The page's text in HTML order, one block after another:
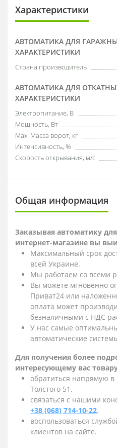
Характеристики
АВТОМАТИКА ДЛЯ
ХАРАКТЕРИСТИКИ
Страна производитель
АВТОМАТИКА ДЛЯ
ХАРАКТЕРИСТИКИ
Электропитание, В
Мощность, Вт
Мах. Масса ворот, кг
Интенсивность, %
Скорость открывания, м/с
Общая информация
Заказывая автоматику
интернет-магазине вы
Максимальный срок
всей Украине.
Мы работаем со всеми
Вы можете мгновенно
Приват24 или
оплата может
безналичными с НДС
У нас самые
автоматические
Для получения более
интересующему вас
обратиться напрямую
Толстого 51.
связаться с нашими
+38 (068) 714-10-22.
воспользоваться
клиентов на сайте.